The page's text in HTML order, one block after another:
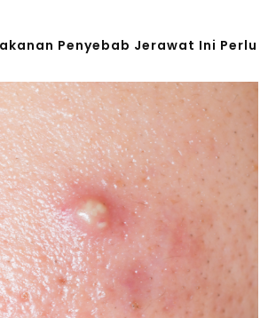
Penyebab Jerawat Ini Perlu